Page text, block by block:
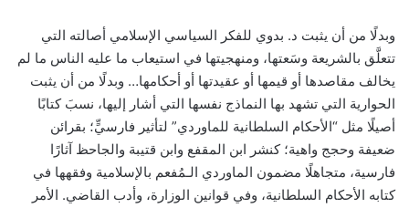
وبدلًا من أن يثبت د. بدوي للفكر السياسي الإسلامي أصالته التي
تتعلَّق بالشريعة وسَعتها، ومنهجيتها في استيعاب ما عليه الناس ما لم
يخالف مقاصدها أو قيمها أو عقيدتها أو أحكامها… وبدلًا من أن يثبت
الحوارية التي تشهد بها النماذج نفسها التي أشار إليها، نسبَ كتابًا
أصيلًا مثل “الأحكام السلطانية للماوردي” لتأثير فارسيٍّ؛ بقرائن
ضعيفة وحجج واهية؛ كنشر ابن المقفع وابن قتيبة والجاحظ آثارًا
فارسية، متجاهلًا مضمون الماوردي الـمُفعم بالإسلامية وفقهها في
كتابه الأحكام السلطانية، وفي قوانين الوزارة، وأدب القاضي. الأمر